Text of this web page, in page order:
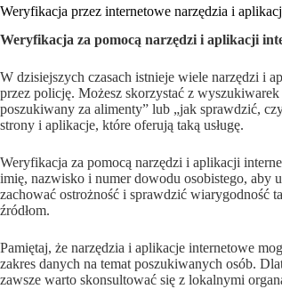
Weryfikacja przez internetowe narzędzia i
Weryfikacja za pomocą narzędzi i aplikacji
W dzisiejszych czasach istnieje wiele narzędzi i
przez policję. Możesz skorzystać z
poszukiwany za alimenty” lub „jak sprawdzić,
strony i aplikacje, które oferują taką usługę.
Weryfikacja za pomocą narzędzi i aplikacji
imię, nazwisko i numer dowodu osobistego, aby
zachować ostrożność i sprawdzić wiarygodność
źródłom.
Pamiętaj, że narzędzia i aplikacje internetowe
zakres danych na temat poszukiwanych osób.
zawsze warto skonsultować się z lokalnymi